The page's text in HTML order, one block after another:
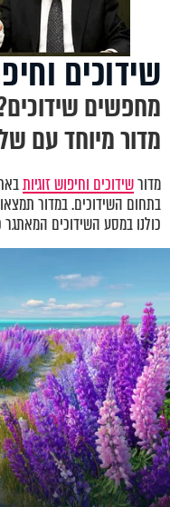
שידוכים
מחפשים
מדור מיוחד עם
מדורשידוכים וחיפוש זוגיות
בתחום השידוכים. במדור תמצאו
כולנו במסע השידוכים המאתגר